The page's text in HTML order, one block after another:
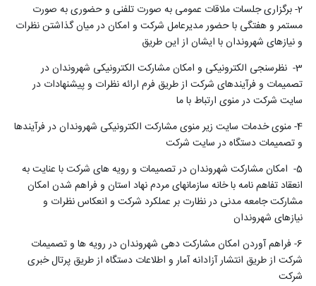
2- برگزاری جلسات ملاقات عمومی به صورت تلفنی و حضوری به صورت
مستمر و هفتگی با حضور مدیرعامل شرکت و امکان در میان گذاشتن نظرات
و نیازهای شهروندان با ایشان از این طریق
3- نظرسنجی الکترونیکی و امکان مشارکت الکترونیکی شهروندان در
تصمیمات و فرآیندهای شرکت از طریق فرم ارائه نظرات و پیشنهادات در
سایت شرکت در منوی ارتباط با ما
4- منوی خدمات سایت زیر منوی مشارکت الکترونیکی شهروندان در فرآیندها
و تصمیمات دستگاه در سایت شرکت
5- امکان مشارکت شهروندان در تصمیمات و رویه های شرکت با عنایت به
انعقاد تفاهم نامه با خانه سازمانهای مردم نهاد استان و فراهم شدن امکان
مشارکت جامعه مدنی در نظارت بر عملکرد شرکت و انعکاس نظرات و
نیازهای شهروندان
6- فراهم آوردن امکان مشارکت دهی شهروندان در رویه ها و تصمیمات
شرکت از طریق انتشار آزادانه آمار و اطلاعات دستگاه از طریق پرتال خبری
شرکت